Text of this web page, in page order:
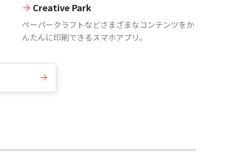
Creative Park
ペーパークラフトなどさまざまなコンテンツをか
んたんに印刷できるスマホアプリ。